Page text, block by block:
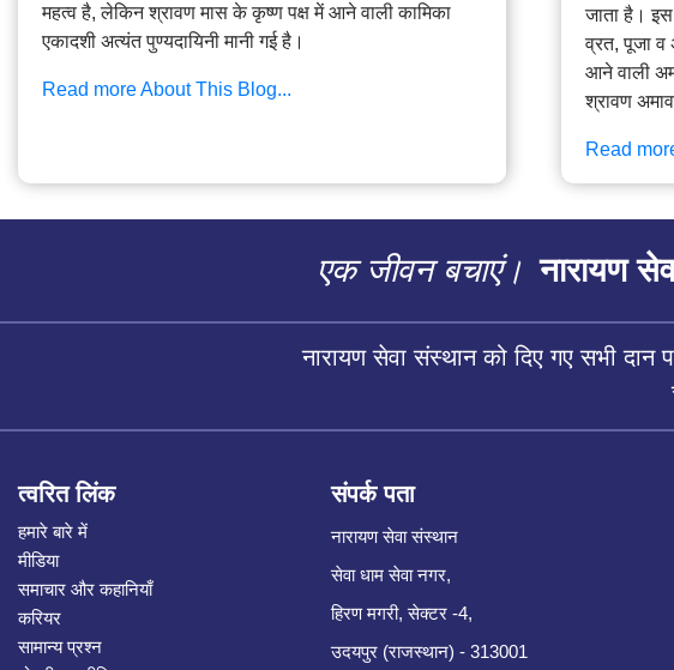
महत्व है, लेकिन श्रावण मास के कृष्ण पक्ष में आने वाली कामिका
एकादशी अत्यंत पुण्यदायिनी मानी गई है।
Read more About This Blog...
जाता है। इस
व्रत, पूजा व
आने वाली
श्रावण
Read
एक जीवन बचाएं। नारायण
नारायण सेवा संस्थान को दिए गए सभी
त्वरित लिंक
हमारे बारे में
मीडिया
समाचार और कहानियाँ
करियर
सामान्य प्रश्न
संपर्क पता
नारायण सेवा संस्थान
सेवा धाम सेवा नगर,
हिरण मगरी, सेक्टर -4,
उदयपुर (राजस्थान) - 313001